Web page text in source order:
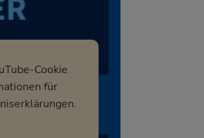
Cookie
für